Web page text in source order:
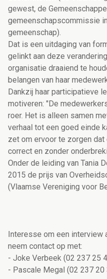
gewest, de
gemeenschapscommissie
gemeenschap).
Dat is een uitdaging van
gelinkt aan deze
organisatie draaiend te
belangen van haar
Dankzij haar participatieve
motiveren: "De
roer. Het is alleen samen
verhaal tot een goed einde
zet om ervoor te zorgen
correct en zonder
Onder de leiding van Tania
2015 de prijs van
(Vlaamse Vereniging voor
Interesse om een interview
neem contact op met:
- Joke Verbeek (02 237 25
- Pascale Megal (02 237 20